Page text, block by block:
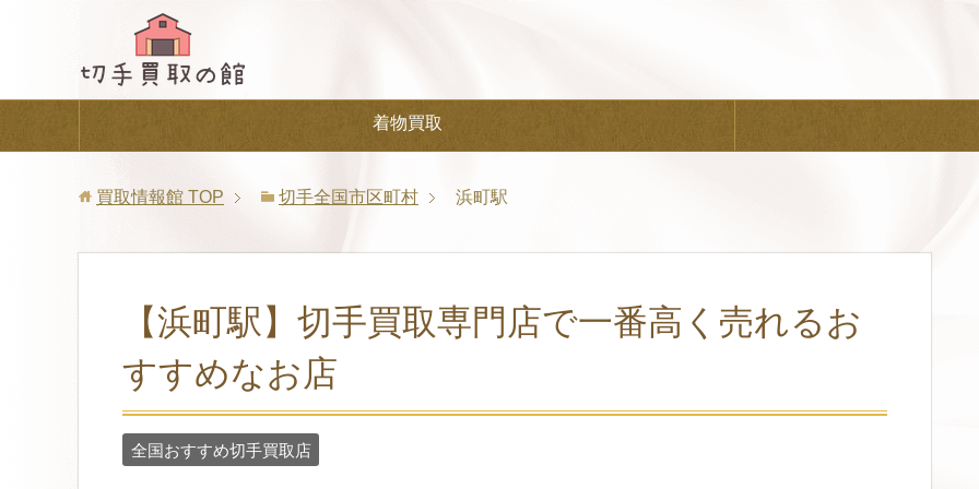
着物買取
買取情報館 TOP 切手全国市区町村 浜町駅
【浜町駅】切手買取専門店で一番高く売れるお
すすめなお店
全国おすすめ切手買取店